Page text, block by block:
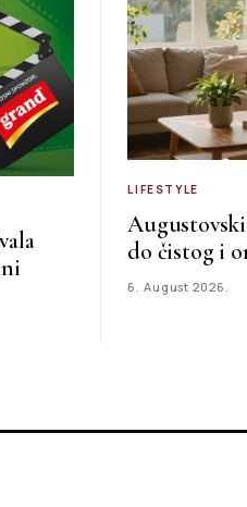
LIFESTYLE
do čistog i
6. August 2026.